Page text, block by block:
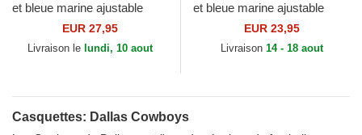
et bleue marine ajustable
9FORTY The League Dallas
Cowboys NFL New Era
EUR 27,95
Livraison le lundi, 10 aout
et bleue marine ajustable
pour enfant 9FORTY The
League Dallas Cowboys...
EUR 23,95
Livraison 14 - 18 aout
Casquettes: Dallas Cowboys